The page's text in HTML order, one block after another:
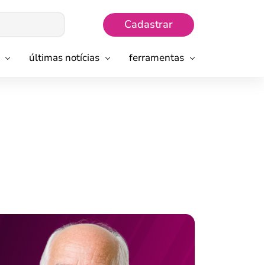
Cadastrar
últimas notícias ferramentas